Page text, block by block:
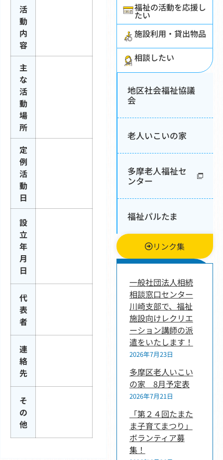
福祉の活動を応援し
たい
施設利用・貸出物品
相談したい
地区社会福祉協議
会
老人いこいの家
多摩老人福祉セ
ンター
福祉パルたま
リンク集
新着情報
一般社団法人相続
相談窓口センター
川崎支部で、福祉
施設向けレクリエ
ーション講師の派
遣をいたします！
2026年7月23日
多摩区老人いこい
の家 8月予定表
2026年7月21日
「第２４回たまた
ま子育てまつり」
ボランティア募
集！
活
動
内
容
主
な
活
動
場
所
定
例
活
動
日
設
立
年
月
日
代
表
者
連
絡
先
そ
の
他